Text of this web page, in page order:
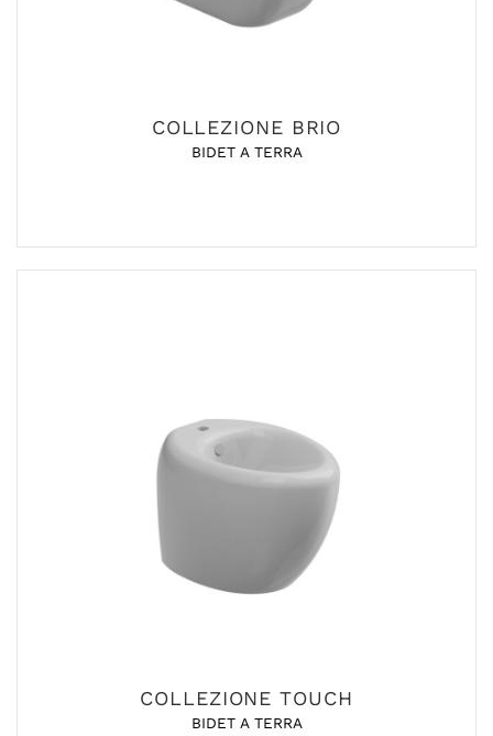
COLLEZIONE BRIO
BIDET A TERRA
COLLEZIONE TOUCH
BIDET A TERRA